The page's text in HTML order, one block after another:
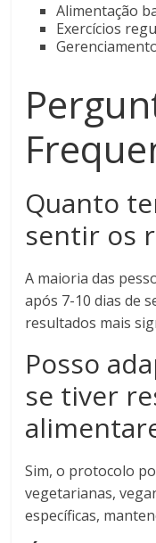
Alimentação
Exercícios
Quanto
sentir os
A maioria das
após 7-10 dias de
resultados mais
Posso
se tiver
Sim, o protocolo
vegetarianas,
específicas,